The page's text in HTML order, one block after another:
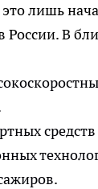
лишь
России. В